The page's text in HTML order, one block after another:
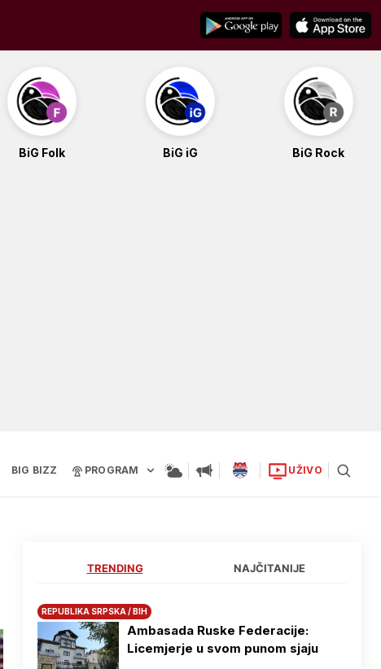
BiG Folk BiG iG BiG Rock
BIG BIZZ PROGRAM UŽIVO
TRENDING NAJČITANIJE
REPUBLIKA SRPSKA / BIH
Ambasada Ruske Federacije:
Licemjerje u svom punom sjaju